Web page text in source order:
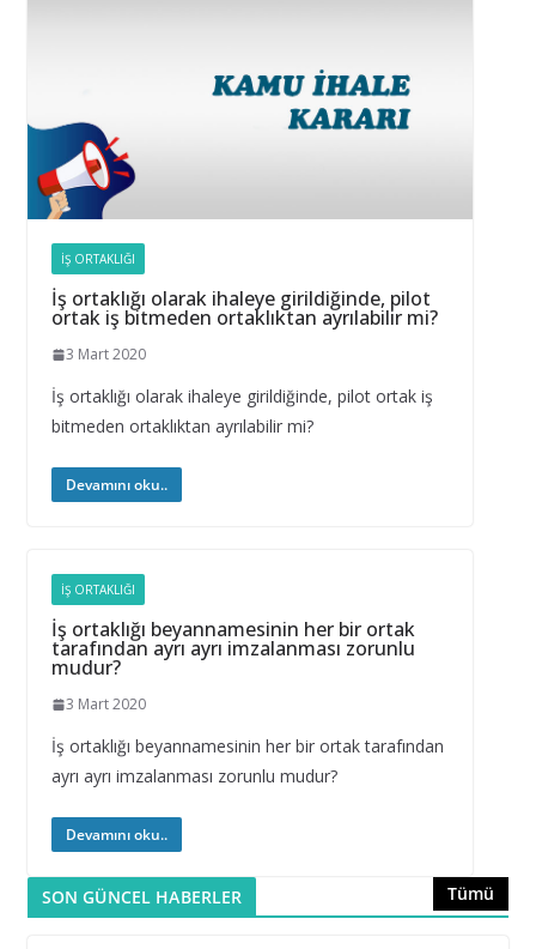
İŞ ORTAKLIĞI
İş ortaklığı olarak ihaleye girildiğinde, pilot
ortak iş bitmeden ortaklıktan ayrılabilir mi?
3 Mart 2020
İş ortaklığı olarak ihaleye girildiğinde, pilot ortak iş
bitmeden ortaklıktan ayrılabilir mi?
Devamını oku..
İŞ ORTAKLIĞI
İş ortaklığı beyannamesinin her bir ortak
tarafından ayrı ayrı imzalanması zorunlu
mudur?
3 Mart 2020
İş ortaklığı beyannamesinin her bir ortak tarafından
ayrı ayrı imzalanması zorunlu mudur?
Devamını oku..
SON GÜNCEL HABERLER Tümü